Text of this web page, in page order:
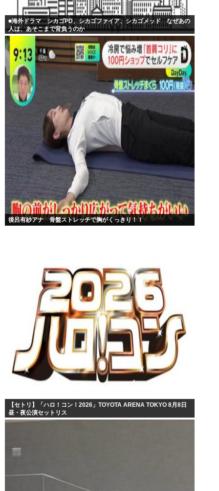
■海外ドラマ シカゴPD、シカゴファイア、シカゴメッド なぜあの
人は、あそこまで背負うのか
後呂有紗アナ 骨盤ストレッチで胸がくっきり！！
【セトリ】「ハロ！コン！2026」TOYOTA ARENA TOKYO 8月8日
昼・夜公演セットリス